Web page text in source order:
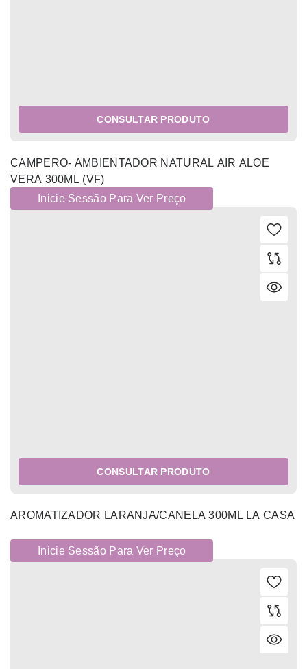
CONSULTAR PRODUTO
CAMPERO- AMBIENTADOR NATURAL AIR ALOE
VERA 300ML (VF)
Inicie Sessão Para Ver Preço
CONSULTAR PRODUTO
AROMATIZADOR LARANJA/CANELA 300ML LA CASA
Inicie Sessão Para Ver Preço